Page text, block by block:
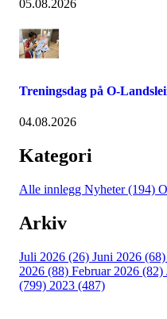
05.08.2026
Treningsdag på O-
04.08.2026
Kategori
Alle innlegg Nyheter (194)
Arkiv
Juli 2026 (26) Juni 2026 (68)
2026 (88) Februar 2026 (82)
(799) 2023 (487)